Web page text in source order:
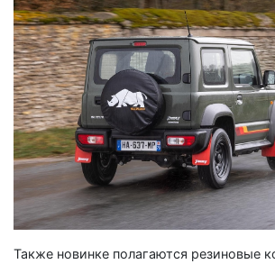
Также новинке полагаются резиновые